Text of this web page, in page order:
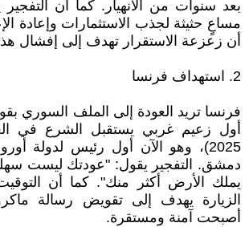
بعد سنوات من الانهيار. كما أن
مساعٍ حثيثة لجذب الاستثمارات وإعادة
أن زعزعة الاستقرار تهدف إلى إفشال
2. استهداف فرنسا
فرنسا تريد العودة إلى الملف السوري
أول زعيم غربي يستقبل الشرع في
2025)، وهو الآن أول رئيس لدولة
دمشق. التفجير يقول: "عودتك ليست
يملك الأرض أكثر منك". كما أن
الزيارة يهدف إلى تقويض رسالة
أصبحت آمنة ومستقرة.